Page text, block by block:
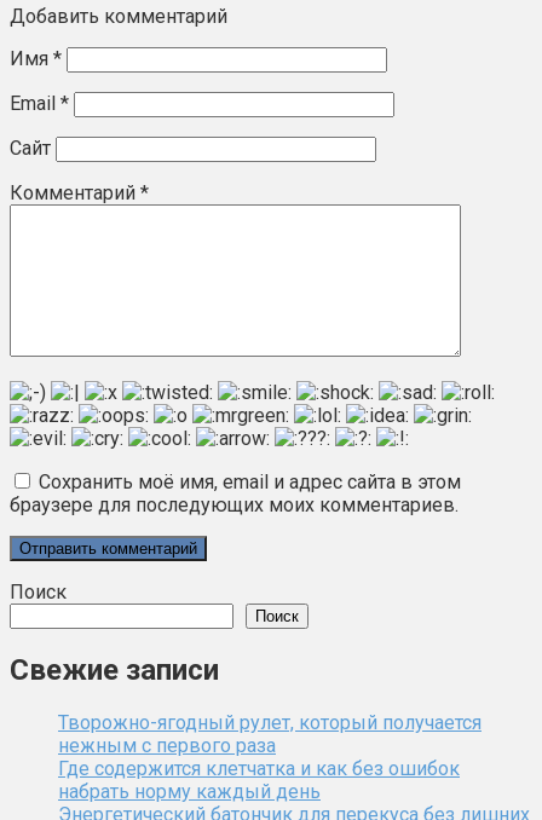
Добавить комментарий
Имя *
Email *
Сайт
Комментарий *
Сохранить моё имя, email и адрес сайта в этом
браузере для последующих моих комментариев.
Поиск
Поиск
Свежие записи
Творожно-ягодный рулет, который получается
нежным с первого раза
Где содержится клетчатка и как без ошибок
набрать норму каждый день
Энергетический батончик для перекуса без лишних